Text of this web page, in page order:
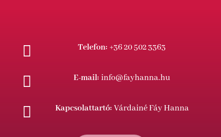
 Telefon: +36 20 502 3363
 E-mail: info@fayhanna.hu
 Kapcsolattartó: Várdainé Fáy Hanna